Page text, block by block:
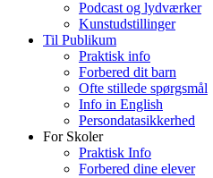
Podcast og lydværker
Kunstudstillinger
Til Publikum
Praktisk info
Forbered dit barn
Ofte stillede spørgsmål
Info in English
Persondatasikkerhed
For Skoler
Praktisk Info
Forbered dine elever